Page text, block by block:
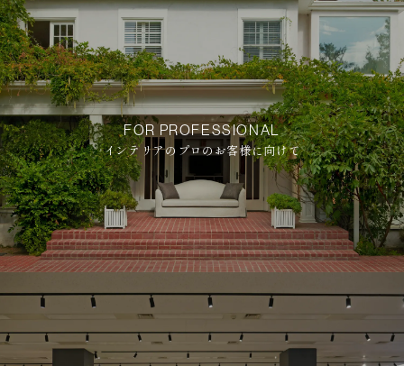
FOR PROFESSIONAL
インテリアのプロのお客様に向けて